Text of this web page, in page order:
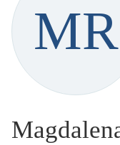
LITERATURY
MR